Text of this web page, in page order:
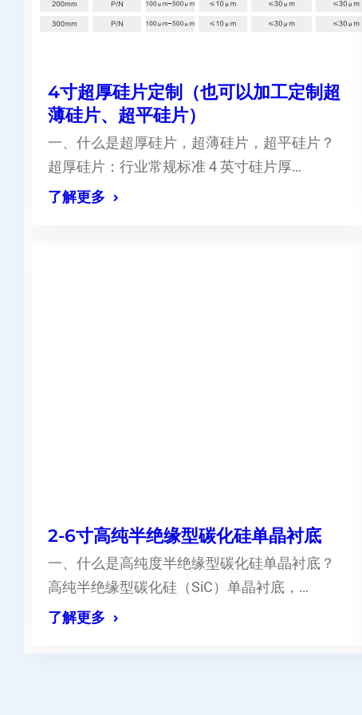
4寸超厚硅片定制（也可以加工定制超
薄硅片、超平硅片）
一、什么是超厚硅片，超薄硅片，超平硅片？
超厚硅片：行业常规标准 4 英寸硅片厚…
了解更多
2-6寸高纯半绝缘型碳化硅单晶衬底
一、什么是高纯度半绝缘型碳化硅单晶衬底？
高纯半绝缘型碳化硅（SiC）单晶衬底，…
了解更多